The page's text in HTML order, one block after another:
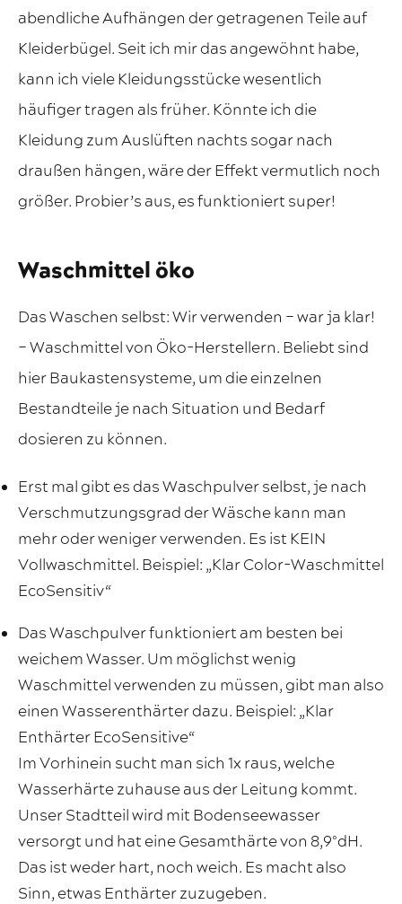
abendliche Aufhängen der getragenen Teile auf
Kleiderbügel. Seit ich mir das angewöhnt habe,
kann ich viele Kleidungsstücke wesentlich
häufiger tragen als früher. Könnte ich die
Kleidung zum Auslüften nachts sogar nach
draußen hängen, wäre der Effekt vermutlich noch
größer. Probier’s aus, es funktioniert super!
Waschmittel öko
Das Waschen selbst: Wir verwenden – war ja klar!
– Waschmittel von Öko-Herstellern. Beliebt sind
hier Baukastensysteme, um die einzelnen
Bestandteile je nach Situation und Bedarf
dosieren zu können.
Erst mal gibt es das Waschpulver selbst, je nach
Verschmutzungsgrad der Wäsche kann man
mehr oder weniger verwenden. Es ist KEIN
Vollwaschmittel. Beispiel: „Klar Color-Waschmittel
EcoSensitiv“
Das Waschpulver funktioniert am besten bei
weichem Wasser. Um möglichst wenig
Waschmittel verwenden zu müssen, gibt man also
einen Wasserenthärter dazu. Beispiel: „Klar
Enthärter EcoSensitive“
Im Vorhinein sucht man sich 1x raus, welche
Wasserhärte zuhause aus der Leitung kommt.
Unser Stadtteil wird mit Bodenseewasser
versorgt und hat eine Gesamthärte von 8,9°dH.
Das ist weder hart, noch weich. Es macht also
Sinn, etwas Enthärter zuzugeben.